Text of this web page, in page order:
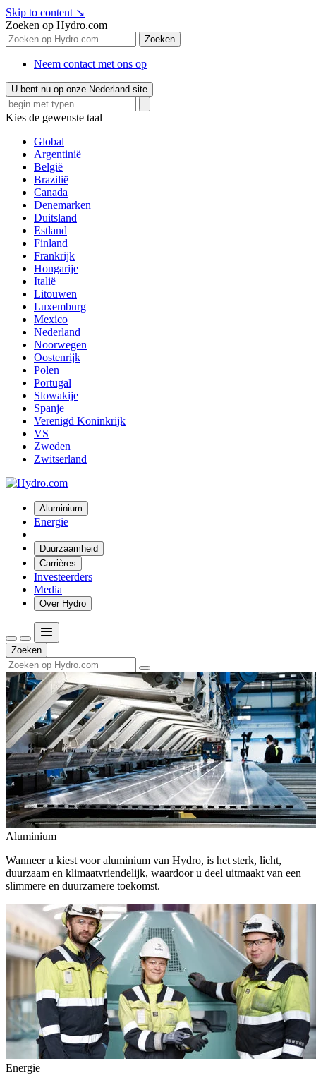
Skip to content ↘
Zoeken op Hydro.com
Zoeken
Neem contact met ons op
U bent nu op onze Nederland site
Kies de gewenste taal
Global
Argentinië
België
Brazilië
Canada
Denemarken
Duitsland
Estland
Finland
Frankrijk
Hongarije
Italië
Litouwen
Luxemburg
Mexico
Nederland
Noorwegen
Oostenrijk
Polen
Portugal
Slowakije
Spanje
Verenigd Koninkrijk
VS
Zweden
Zwitserland
Aluminium
Energie
Duurzaamheid
Carrières
Investeerders
Media
Over Hydro
Zoeken
Aluminium
Wanneer u kiest voor aluminium van Hydro, is het sterk, licht,
duurzaam en klimaatvriendelijk, waardoor u deel uitmaakt van een
slimmere en duurzamere toekomst.
Energie